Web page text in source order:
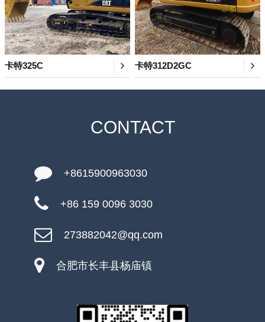
卡特325C 卡特312D2GC
CONTACT
+8615900963030
+86 159 0096 3030
273882042@qq.com
合肥市长丰县杨庙镇